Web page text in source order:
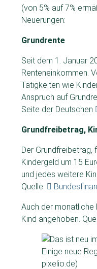
(von 5% auf 7%
Neuerungen:
Grundrente
Seit dem 1. Januar
Renteneinkommen.
Tätigkeiten wie
Anspruch auf
Seite der Deutschen
Grundfreibetrag,
Der Grundfreibetrag,
Kindergeld um 15
und jedes weitere
Quelle:
Auch der monatliche
Kind angehoben.
Einige neue
pixelio.de)